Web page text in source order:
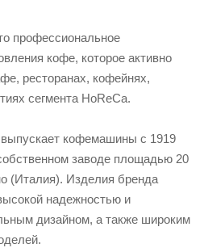
профессиональное
кофе, которое активно
ресторанах, кофейнях,
сегмента HoReCa.
кофемашины с 1919
заводе площадью 20
(Италия). Изделия бренда
надежностью и
дизайном, а также широким